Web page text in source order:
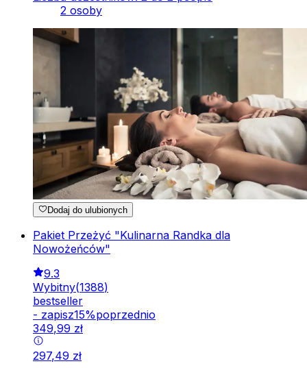
2 osoby
Dodaj do ulubionych
Pakiet Przeżyć "Kulinarna Randka dla
Nowożeńców"
9.3
Wybitny(1388)
bestseller
- zapisz15%poprzednio
349,99 zł
297,49 zł